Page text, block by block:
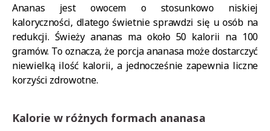
Ananas jest owocem o stosunkowo niskiej
kaloryczności, dlatego świetnie sprawdzi się u osób na
redukcji. Świeży ananas ma około 50 kalorii na 100
gramów. To oznacza, że porcja ananasa może dostarczyć
niewielką ilość kalorii, a jednocześnie zapewnia liczne
korzyści zdrowotne.
Kalorie w różnych formach ananasa